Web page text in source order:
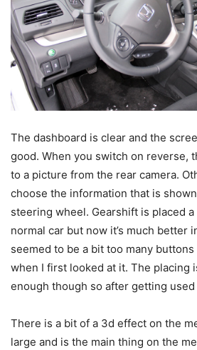
The dashboard is clear and the
good. When you switch on reverse,
to a picture from the rear camera.
choose the information that is
steering wheel. Gearshift is placed
normal car but now it’s much better
seemed to be a bit too many
when I first looked at it. The placing
enough though so after getting
There is a bit of a 3d effect on the
large and is the main thing on the